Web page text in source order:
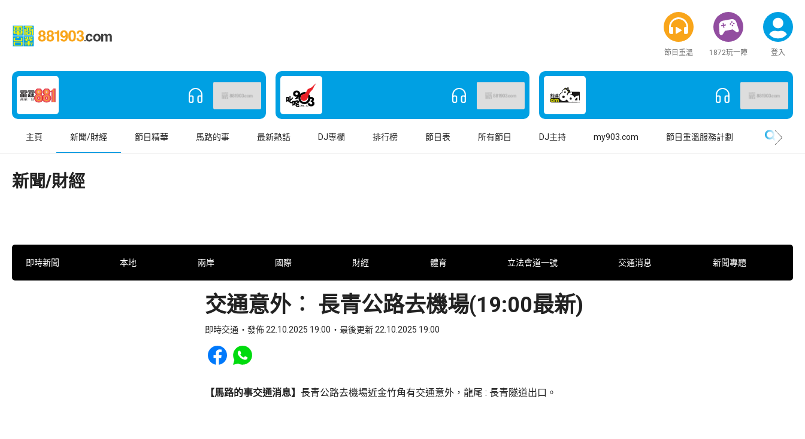
節目重溫 1872玩一陣 登入
主頁 新聞/財經 節目精華 馬路的事 最新熱話 DJ專欄 排行榜 節目表 所有節目 DJ主持 my903.com 節目重溫服務計劃
新聞/財經
即時新聞 本地 兩岸 國際 財經 體育 立法會道一號 交通消息 新聞專題
交通意外︰ 長青公路去機場(19:00最新)
即時交通 發佈 22.10.2025 19:00 最後更新 22.10.2025 19:00
Share to Facebook
Share to WhatsApp
【馬路的事交通消息】 長青公路去機場近金竹角有交通意外，龍尾 : 長青隧道出口。